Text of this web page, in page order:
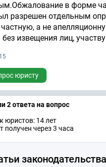
в форме
разрешен отдельным
а не
без извещения лиц,
юристу
2 ответa на вопрос
юристов: 14 лет
получен через 3 часа